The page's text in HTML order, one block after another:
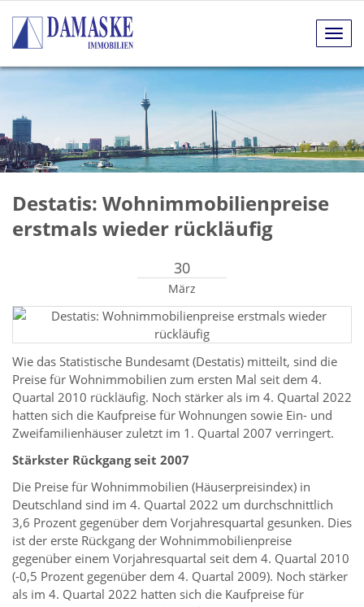
Destatis: Wohnimmobilienpreise
erstmals wieder rückläufig
30
März
Wie das Statistische Bundesamt (Destatis) mitteilt, sind die
Preise für Wohnimmobilien zum ersten Mal seit dem 4.
Quartal 2010 rückläufig. Noch stärker als im 4. Quartal 2022
hatten sich die Kaufpreise für Wohnungen sowie Ein- und
Zweifamilienhäuser zuletzt im 1. Quartal 2007 verringert.
Stärkster Rückgang seit 2007
Die Preise für Wohnimmobilien (Häuserpreisindex) in
Deutschland sind im 4. Quartal 2022 um durchschnittlich
3,6 Prozent gegenüber dem Vorjahresquartal gesunken. Dies
ist der erste Rückgang der Wohnimmobilienpreise
gegenüber einem Vorjahresquartal seit dem 4. Quartal 2010
(-0,5 Prozent gegenüber dem 4. Quartal 2009). Noch stärker
als im 4. Quartal 2022 hatten sich die Kaufpreise für